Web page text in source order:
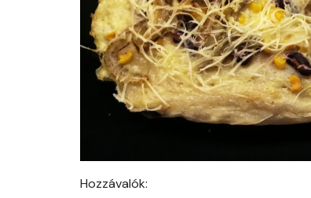
Hozzávalók: